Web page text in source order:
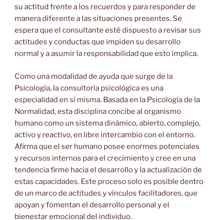
su actitud frente a los recuerdos y para responder de
manera diferente a las situaciones presentes. Se
espera que el consultante esté dispuesto a revisar sus
actitudes y conductas que impiden su desarrollo
normal y a asumir la responsabilidad que esto implica.
Como una modalidad de ayuda que surge de la
Psicología, la consultoría psicológica es una
especialidad en sí misma. Basada en la Psicología de la
Normalidad, esta disciplina concibe al organismo
humano como un sistema dinámico, abierto, complejo,
activo y reactivo, en libre intercambio con el entorno.
Afirma que el ser humano posee enormes potenciales
y recursos internos para el crecimiento y cree en una
tendencia firme hacia el desarrollo y la actualización de
estas capacidades. Este proceso solo es posible dentro
de un marco de actitudes y vínculos facilitadores, que
apoyan y fomentan el desarrollo personal y el
bienestar emocional del individuo.